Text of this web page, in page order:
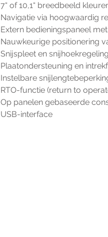
7“ of 10,1“ breedbeeld
Navigatie via hoogwaardig
Extern bedieningspaneel
Nauwkeurige
     Snijspleet en snijhoekregeling
Plaatondersteuning en
Instelbare
RTO-functie (return to
Op panelen gebaseerde
     USB-interface